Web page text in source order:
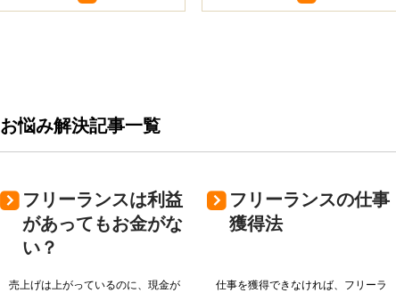
お悩み解決記事一覧
フリーランスは利益
があってもお金がな
い？
売上げは上がっているのに、現金が
フリーランスの仕事
獲得法
仕事を獲得できなければ、フリーラ